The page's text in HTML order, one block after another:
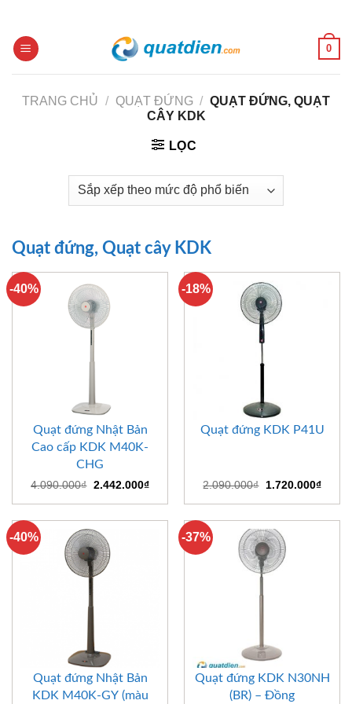
content
0
TRANG CHỦ / QUẠT ĐỨNG / QUẠT ĐỨNG, QUẠT
CÂY KDK
LỌC
Quạt đứng, Quạt cây KDK
-40%
Quạt đứng Nhật Bản
Cao cấp KDK M40K-
CHG
4.090.000₫ Giá
là:
2.442.000₫Giá
tại
2.442.000₫.
-18%
Quạt đứng KDK P41U
2.090.000₫
Giá
là:
1.720.000₫Giá
tại
-40%
Quạt đứng Nhật Bản
KDK M40K-GY (màu
-37%
Quạt đứng KDK N30NH
(BR) – Đồng